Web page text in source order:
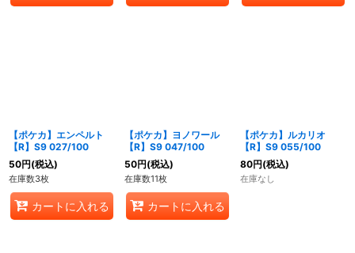
【ポケカ】エンペルト
【R】S9 027/100
50円(税込)
在庫数3枚
カートに入れる
【ポケカ】ヨノワール
【R】S9 047/100
50円(税込)
在庫数11枚
カートに入れる
【ポケカ】ルカリオ
【R】S9 055/100
80円(税込)
在庫なし